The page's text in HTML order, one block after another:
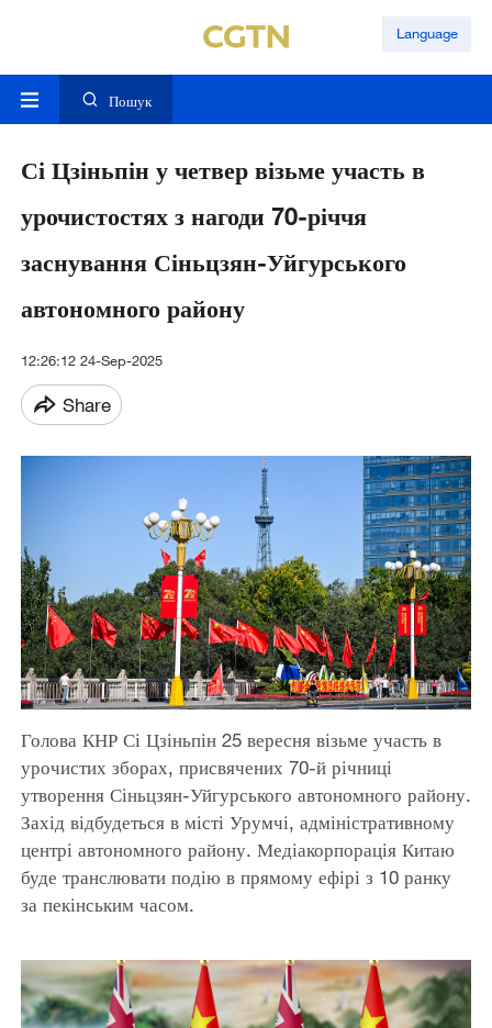
Language
Пошук
Сі Цзіньпін у четвер візьме участь в
урочистостях з нагоди 70-річчя
заснування Сіньцзян-Уйгурського
автономного району
12:26:12 24-Sep-2025
Share
Голова КНР Сі Цзіньпін 25 вересня візьме участь в
урочистих зборах, присвячених 70-й річниці
утворення Сіньцзян-Уйгурського автономного району.
Захід відбудеться в місті Урумчі, адміністративному
центрі автономного району. Медіакорпорація Китаю
буде транслювати подію в прямому ефірі з 10 ранку
за пекінським часом.